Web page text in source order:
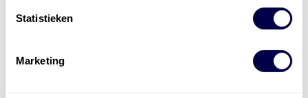
Statistieken
Marketing